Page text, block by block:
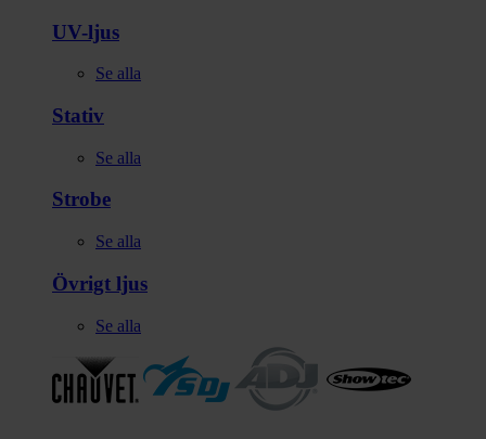
UV-ljus
Se alla
Stativ
Se alla
Strobe
Se alla
Övrigt ljus
Se alla